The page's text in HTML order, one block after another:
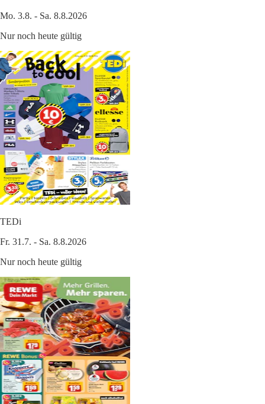
Mo. 3.8. - Sa. 8.8.2026
Nur noch heute gültig
TEDi
Fr. 31.7. - Sa. 8.8.2026
Nur noch heute gültig